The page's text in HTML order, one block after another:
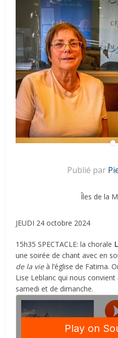
Publié par
Îles de la
JEUDI 24 octobre 2024
15h35 SPECTACLE: la chorale
une soirée de chant avec en
de la vieà l’église de Fatima.
Lise Leblanc qui nous
samedi et de dimanche.